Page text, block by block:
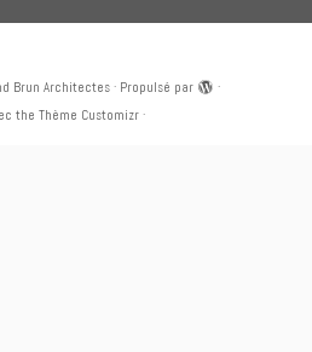
Brun Architectes· Propulsé par
·
the Thème Customizr·